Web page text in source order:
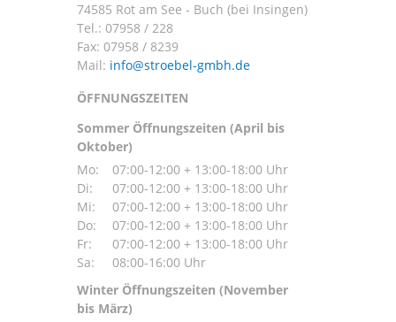
74585 Rot am See - Buch (bei Insingen)
Tel.: 07958 / 228
Fax: 07958 / 8239
Mail:
ÖFFNUNGSZEITEN
Sommer Öffnungszeiten (April bis
Oktober)
Mo:
07:00-12:00 + 13:00-18:00 Uhr
Di:
07:00-12:00 + 13:00-18:00 Uhr
Mi:
07:00-12:00 + 13:00-18:00 Uhr
Do:
07:00-12:00 + 13:00-18:00 Uhr
Fr:
07:00-12:00 + 13:00-18:00 Uhr
Sa:
08:00-16:00 Uhr
Winter Öffnungszeiten (November
bis März)